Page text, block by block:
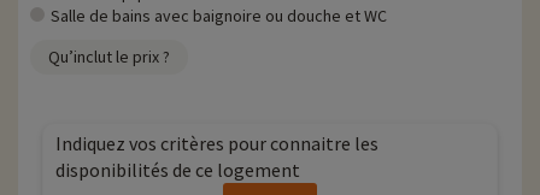
Salle de bains avec baignoire ou douche et WC
Qu’inclut le prix ?
Indiquez vos critères pour connaitre les
disponibilités de ce logement